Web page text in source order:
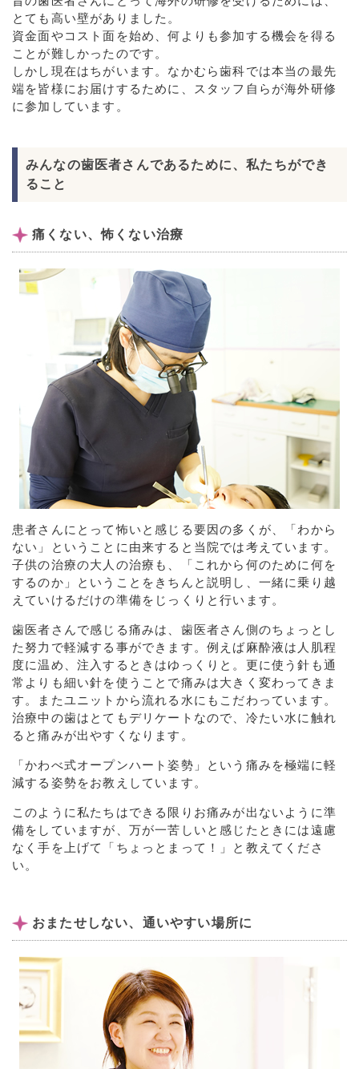
とても高い壁がありました。
資金面やコスト面を始め、何よりも参加する機会を得る
ことが難しかったのです。
しかし現在はちがいます。なかむら歯科では本当の最先
端を皆様にお届けするために、スタッフ自らが海外研修
に参加しています。
みんなの歯医者さんであるために、私たちができ
ること
痛くない、怖くない治療
患者さんにとって怖いと感じる要因の多くが、「わから
ない」ということに由来すると当院では考えています。
子供の治療の大人の治療も、「これから何のために何を
するのか」ということをきちんと説明し、一緒に乗り越
えていけるだけの準備をじっくりと行います。
歯医者さんで感じる痛みは、歯医者さん側のちょっとし
た努力で軽減する事ができます。例えば麻酔液は人肌程
度に温め、注入するときはゆっくりと。更に使う針も通
常よりも細い針を使うことで痛みは大きく変わってきま
す。またユニットから流れる水にもこだわっています。
治療中の歯はとてもデリケートなので、冷たい水に触れ
ると痛みが出やすくなります。
「かわべ式オープンハート姿勢」という痛みを極端に軽
減する姿勢をお教えしています。
このように私たちはできる限りお痛みが出ないように準
備をしていますが、万が一苦しいと感じたときには遠慮
なく手を上げて「ちょっとまって！」と教えてくださ
い。
おまたせしない、通いやすい場所に